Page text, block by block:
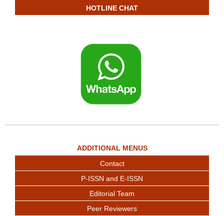
HOTLINE CHAT
ADDITIONAL MENUS
Contact
P-ISSN and E-ISSN
Editorial Team
Peer Reviewers